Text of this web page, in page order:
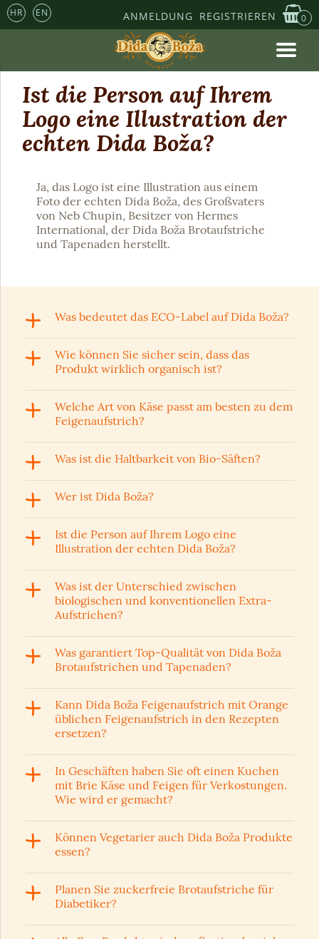
HR EN ANMELDUNG REGISTRIEREN 0
Ist die Person auf Ihrem
Logo eine Illustration der
echten Dida Boža?
Ja, das Logo ist eine Illustration aus einem
Foto der echten Dida Boža, des Großvaters
von Neb Chupin, Besitzer von Hermes
International, der Dida Boža Brotaufstriche
und Tapenaden herstellt.
Was bedeutet das ECO-Label auf Dida Boža?
Wie können Sie sicher sein, dass das
Produkt wirklich organisch ist?
Welche Art von Käse passt am besten zu dem
Feigenaufstrich?
Was ist die Haltbarkeit von Bio-Säften?
Wer ist Dida Boža?
Ist die Person auf Ihrem Logo eine
Illustration der echten Dida Boža?
Was ist der Unterschied zwischen
biologischen und konventionellen Extra-
Aufstrichen?
Was garantiert Top-Qualität von Dida Boža
Brotaufstrichen und Tapenaden?
Kann Dida Boža Feigenaufstrich mit Orange
üblichen Feigenaufstrich in den Rezepten
ersetzen?
In Geschäften haben Sie oft einen Kuchen
mit Brie Käse und Feigen für Verkostungen.
Wie wird er gemacht?
Können Vegetarier auch Dida Boža Produkte
essen?
Planen Sie zuckerfreie Brotaufstriche für
Diabetiker?